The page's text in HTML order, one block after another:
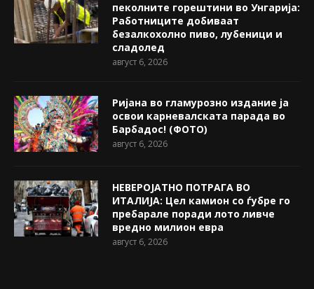
пеколните горештини во Унгарија:
Работниците добиваат
безалкохолно пиво, лубеници и
сладолед
август 6, 2026
Ријана во гламурозно издание ја
освои карневалската парада во
Барбадос! (ФОТО)
август 6, 2026
НЕВЕРОЈАТНО ПОТРАГА ВО
ИТАЛИЈА: Цел камион со ѓубре го
пребарале поради лото ливче
вредно милион евра
август 6, 2026